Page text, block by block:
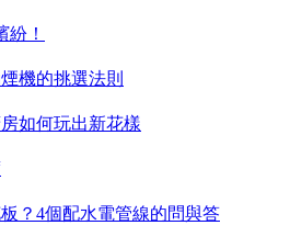
紛！
機的挑選法則
如何玩出新花樣
？4個配水電管線的問與答